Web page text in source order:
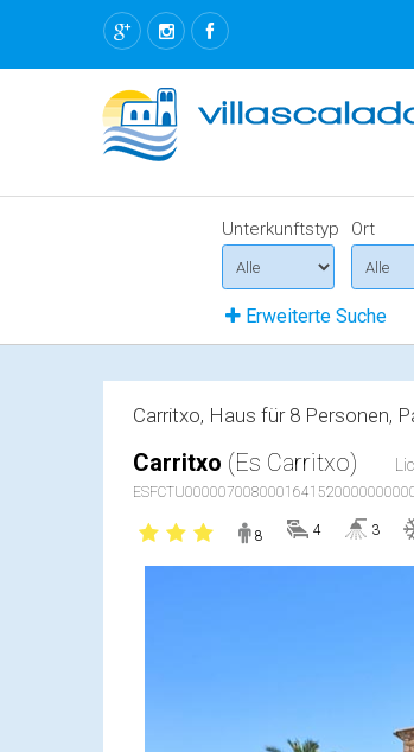
Unterkunftstyp Ort
Erweiterte Suche
Carritxo, Haus für 8 Personen,
Carritxo (Es Carritxo)
8 4 3